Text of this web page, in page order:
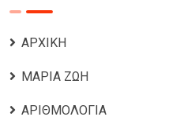
ΑΡΧΙΚΗ
ΜΑΡΙΑ ΖΩΗ
ΑΡΙΘΜΟΛΟΓΙΑ